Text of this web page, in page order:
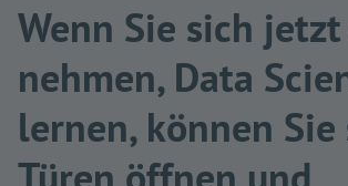
Wenn Sie sich
nehmen, Data
lernen, können Sie